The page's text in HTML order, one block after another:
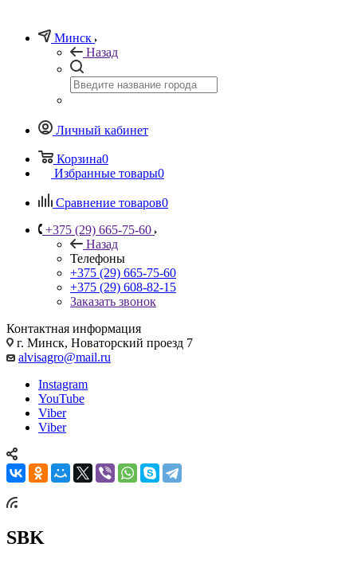
Минск
Назад
Личный кабинет
Корзина0
Избранные товары0
Сравнение товаров0
+375 (29) 665-75-60
Назад
Телефоны
+375 (29) 665-75-60
+375 (29) 608-82-15
Заказать звонок
Контактная информация
г. Минск, Новаторский проезд 7
alvisagro@mail.ru
Instagram
YouTube
Viber
Viber
SBK